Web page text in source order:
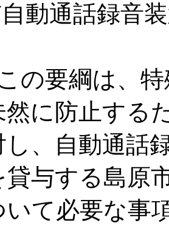
動通話録音
要綱は、特
に防止する
し、自動通話
貸与する島原
いて必要な事